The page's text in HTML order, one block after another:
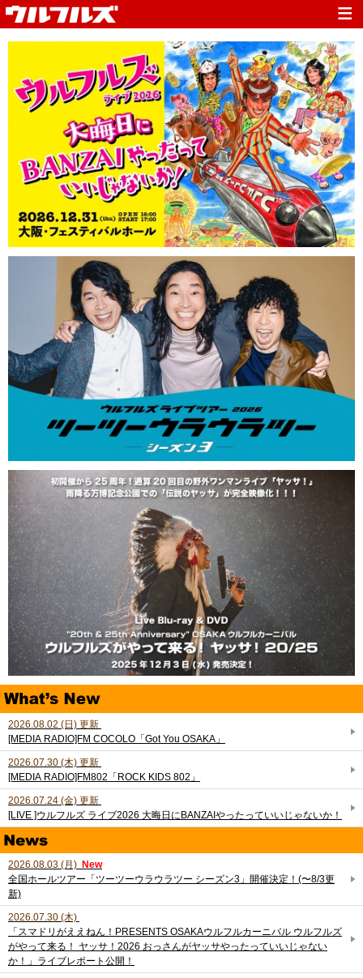
Top News
Media Live
Profile Discography
Goods
Contact Link
2026.08.02 (日) 更新
[MEDIA RADIO]FM COCOLO「Got You OSAKA」
2026.07.30 (木) 更新
[MEDIA RADIO]FM802「ROCK KIDS 802」
2026.07.24 (金) 更新
[LIVE ]ウルフルズ ライブ2026 大晦日にBANZAIやったっていいじゃないか！
2026.08.03 (月) New
全国ホールツアー「ツーツーウラウラツー シーズン3」開催決定！(〜8/3更
新)
2026.07.30 (木)
「スマドリがええねん！PRESENTS OSAKAウルフルカーニバル ウルフルズ
がやって来る！ ヤッサ！2026 おっさんがヤッサやったっていいじゃない
か！」ライブレポート公開！